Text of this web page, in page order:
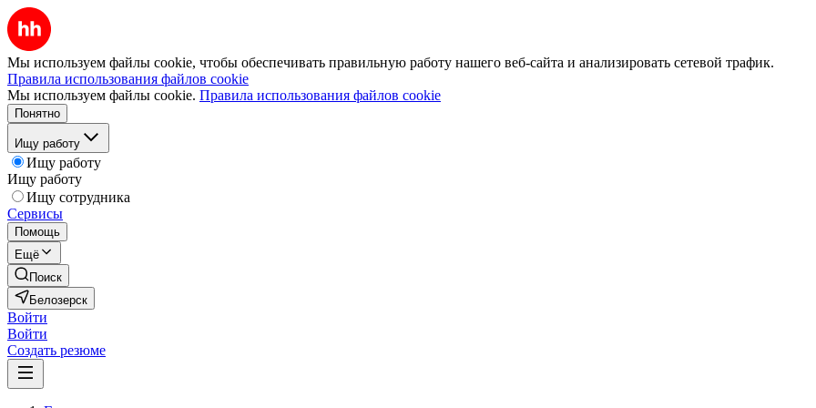
Мы используем файлы cookie, чтобы обеспечивать правильную работу нашего веб-сайта и анализировать сетевой трафик.
Правила использования файлов cookie
Мы используем файлы cookie. Правила использования файлов cookie
Понятно
Ищу работу
Ищу работу
Ищу работу
Ищу сотрудника
Сервисы
Помощь
Ещё
Поиск
Белозерск
Войти
Войти
Создать резюме